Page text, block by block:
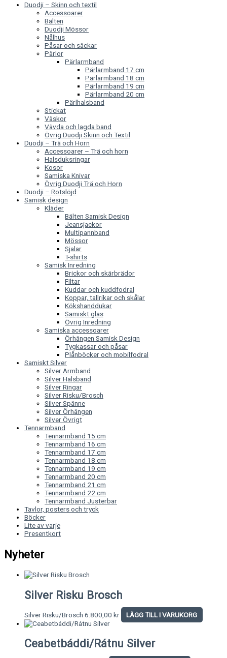
Duodji – Skinn och textil
Accessoarer
Bälten
Duodji Mössor
Nålhus
Påsar och säckar
Pärlor
Pärlarmband
Pärlarmband 17 cm
Pärlarmband 18 cm
Pärlarmband 19 cm
Pärlarmband 20 cm
Pärlhalsband
Stickat
Väskor
Vävda och lagda band
Övrig Duodji Skinn och Textil
Duodji – Trä och Horn
Accessoarer – Trä och horn
Halsduksringar
Kosor
Samiska Knivar
Övrig Duodji Trä och Horn
Duodji – Rotslöjd
Samisk design
Kläder
Bälten Samisk Design
Jeansjackor
Multipannband
Mössor
Sjalar
T-shirts
Samisk Inredning
Brickor och skärbrädor
Filtar
Kuddar och kuddfodral
Koppar, tallrikar och skålar
Kökshanddukar
Samiskt glas
Övrig Inredning
Samiska accessoarer
Örhängen Samisk Design
Tygkassar och påsar
Plånböcker och mobilfodral
Samiskt Silver
Silver Armband
Silver Halsband
Silver Ringar
Silver Risku/Brosch
Silver Spänne
Silver Örhängen
Silver Övrigt
Tennarmband
Tennarmband 15 cm
Tennarmband 16 cm
Tennarmband 17 cm
Tennarmband 18 cm
Tennarmband 19 cm
Tennarmband 20 cm
Tennarmband 21 cm
Tennarmband 22 cm
Tennarmband Justerbar
Tavlor, posters och tryck
Böcker
Lite av varje
Presentkort
Nyheter
Silver Risku Brosch
Silver Risku/Brosch 6.800,00 kr LÄGG TILL I VARUKORG
Ceabetbáddi/Rátnu Silver